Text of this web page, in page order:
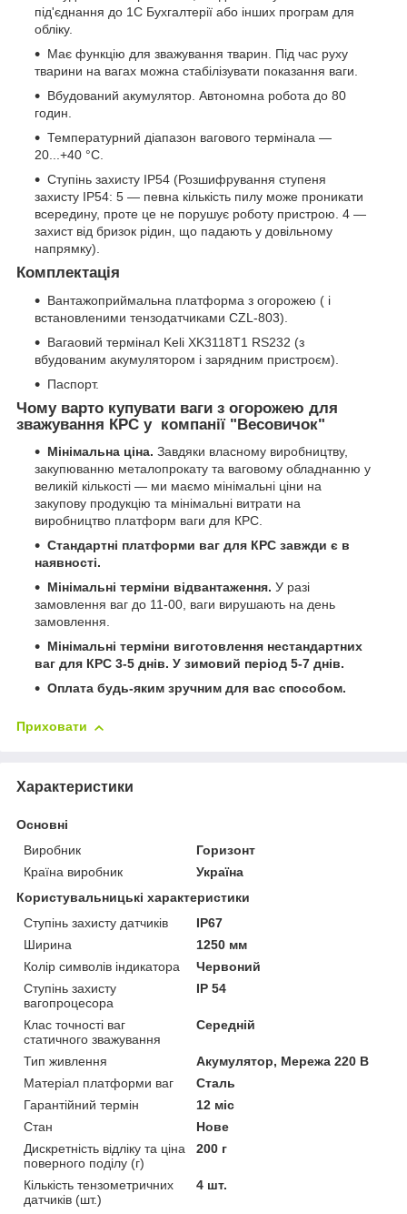
під'єднання до 1С Бухгалтерії або інших програм для
обліку.
Має функцію для зважування тварин. Під час руху
тварини на вагах можна стабілізувати показання ваги.
Вбудований акумулятор. Автономна робота до 80
годин.
Температурний діапазон вагового термінала —
20...+40 °C.
Ступінь захисту IP54 (Розшифрування ступеня
захисту IP54: 5 — певна кількість пилу може проникати
всередину, проте це не порушує роботу пристрою. 4 —
захист від бризок рідин, що падають у довільному
напрямку).
Комплектація
Вантажоприймальна платформа з огорожею ( і
встановленими тензодатчиками CZL-803).
Вагаовий термінал Keli XK3118Т1 RS232 (з
вбудованим акумулятором і зарядним пристроєм).
Паспорт.
Чому варто купувати ваги з огорожею для
зважування КРС у компанії "Весовичок"
Мінімальна ціна. Завдяки власному виробництву,
закупюванню металопрокату та ваговому обладнанню у
великій кількості — ми маємо мінімальні ціни на
закупову продукцію та мінімальні витрати на
виробництво платформ ваги для КРС.
Стандартні платформи ваг для КРС завжди є в
наявності.
Мінімальні терміни відвантаження. У разі
замовлення ваг до 11-00, ваги вирушають на день
замовлення.
Мінімальні терміни виготовлення нестандартних
ваг для КРС 3-5 днів. У зимовий період 5-7 днів.
Оплата будь-яким зручним для вас способом.
Приховати
Характеристики
Основні
Виробник
Горизонт
Країна виробник
Україна
Користувальницькі характеристики
Ступінь захисту датчиків
IP67
Ширина
1250 мм
Колір символів індикатора
Червоний
Ступінь захисту
вагопроцесора
IP 54
Клас точності ваг
статичного зважування
Середній
Тип живлення
Акумулятор, Мережа 220 В
Матеріал платформи ваг
Сталь
Гарантійний термін
12 міс
Стан
Нове
Дискретність відліку та ціна
поверного поділу (г)
200 г
Кількість тензометричних
датчиків (шт.)
4 шт.